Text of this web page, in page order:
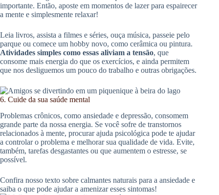
importante. Então, aposte em momentos de lazer para espairecer
a mente e simplesmente relaxar!
Leia livros, assista a filmes e séries, ouça música, passeie pelo
parque ou comece um hobby novo, como cerâmica ou pintura.
Atividades simples como essas aliviam a tensão, que
consome mais energia do que os exercícios, e ainda permitem
que nos desliguemos um pouco do trabalho e outras obrigações.
6. Cuide da sua saúde mental
Problemas crônicos, como ansiedade e depressão, consomem
grande parte da nossa energia. Se você sofre de transtornos
relacionados à mente, procurar ajuda psicológica pode te ajudar
a controlar o problema e melhorar sua qualidade de vida. Evite,
também, tarefas desgastantes ou que aumentem o estresse, se
possível.
Confira nosso texto sobre calmantes naturais para a ansiedade e
saiba o que pode ajudar a amenizar esses sintomas!